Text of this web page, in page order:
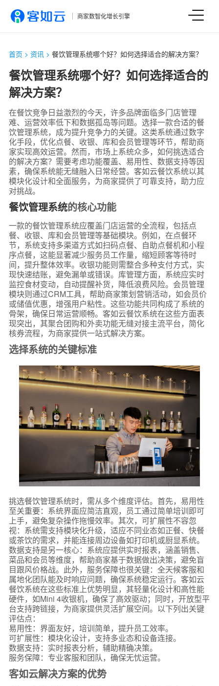
商家数智化增长引擎
首页 > 资讯> 餐饮管理系统哪个好？如何选择适合的解决方案？
餐饮管理系统哪个好？如何选择适合的
解决方案？
在餐饮竞争日益激烈的今天，许多品牌面临多门店管理
难、运营效率低下和数据孤岛等问题。选择一款合适的餐
饮管理系统，成为提升竞争力的关键。这类系统通过数字
化手段，优化点餐、收银、库和会员管理等环节，帮助商
家实现高效运营。然而，市场上系统众多，如何挑选适合
的解决方案？需要考虑功能覆盖、易用性、数据支持等因
素，确保系统能无缝融入日常经营。客如云餐饮系统以其
模块化设计和全面服务，为商家提供了可靠支持，助力应
对挑战。
餐饮管理系统的核心功能
一款的餐饮管理系统应覆盖门店运营的全流程，包括点
餐、收银、库和会员管理等基础模块。例如，在点餐环
节，系统支持多渠道方式如扫码点餐、自助点餐机和小程
序点餐，这能显著减少服务员工作量，缩短顾客等待时
间，提升整体效率。收银功能则需整合多种支付方式，实
现快速结账，避免漏单或错误。库管理方面，系统应实时
监控食材变动，自动提醒补货，降低浪费风险。会员管理
模块则通过CRM工具，帮助商家策划营销活动，如会员价
或储值优惠，增强用户粘性。这些功能共同构成了系统的
骨架，确保日常运营顺畅。客如云餐饮系统在这些方面表
现突出，其聚合团购和外卖功能无缝对接主流平台，简化
核券流程，为商家提供一站式解决方案。
选择系统的关键标准
挑选餐饮管理系统时，需从多个维度评估。首先，易用性
至关重要：系统界面应简洁直观，员工通过简单培训即可
上手，避免复杂操作拖慢效率。其次，可扩展性不容忽
视：系统需支持模块化升级，适应不同业态如正餐、快餐
或茶饮的需求，并能连接周边设备如打印机或厨显系统。
数据支持是另一核心：系统应提供实时报表，涵盖销售、
菜品和会员等维度，帮助商家基于数据做出决策，避免盲
目跟风价格战。此外，服务保障也很关键：全天候客服和
属地化团队能及时响应问题，确保系统稳定运行。客如云
餐饮系统在这些标准上优势明显，其轻量化设计和高性能
硬件，如Mini 4收银机，确保了高效驱动；同时，开放型平
台支持跨链接，为商家提供灵活扩展空间。以下列出关键
评估点：
易用性：界面友好，培训简单，提升员工效率。
可扩展性：模块化设计，支持多业态和设备连接。
数据支持：实时报表分析，辅助精确决策。
服务保障：专业客服和团队，确保无忧运营。
客如云解决方案的优势